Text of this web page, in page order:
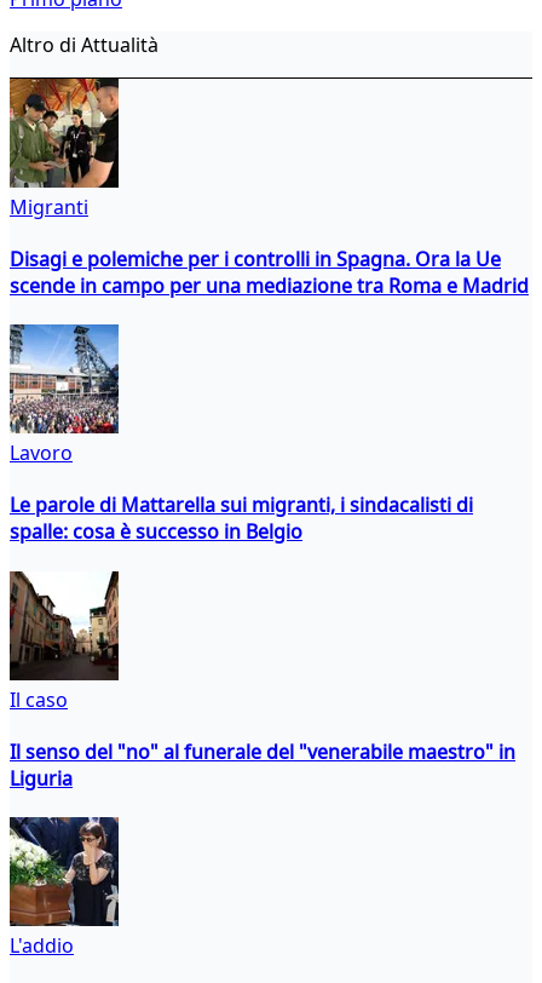
Altro di Attualità
Migranti
Disagi e polemiche per i controlli in Spagna. Ora la Ue
scende in campo per una mediazione tra Roma e Madrid
Lavoro
Le parole di Mattarella sui migranti, i sindacalisti di
spalle: cosa è successo in Belgio
Il caso
Il senso del "no" al funerale del "venerabile maestro" in
Liguria
L'addio